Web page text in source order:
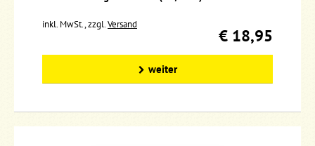
inkl. MwSt., zzgl.Versand
€ 18,95
weiter